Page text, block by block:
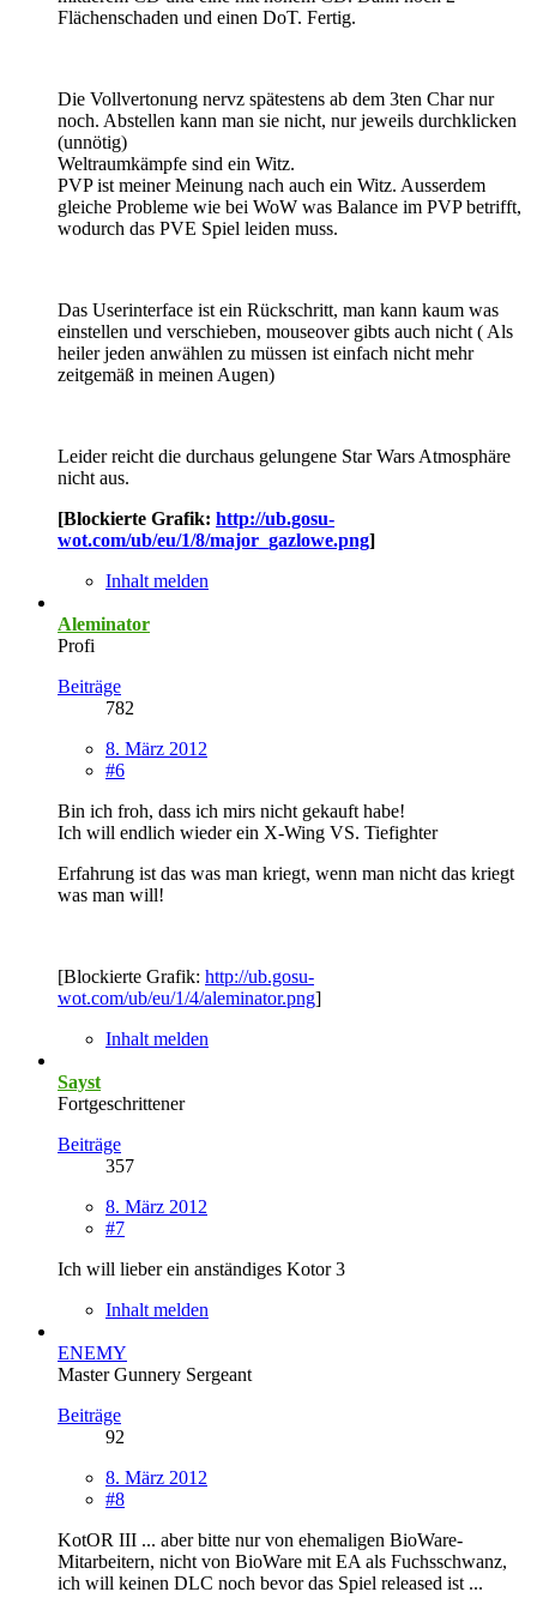
Flächenschaden und einen DoT. Fertig.
Die Vollvertonung nervz spätestens ab dem 3ten Char nur
noch. Abstellen kann man sie nicht, nur jeweils durchklicken
(unnötig)
Weltraumkämpfe sind ein Witz.
PVP ist meiner Meinung nach auch ein Witz. Ausserdem
gleiche Probleme wie bei WoW was Balance im PVP betrifft,
wodurch das PVE Spiel leiden muss.
Das Userinterface ist ein Rückschritt, man kann kaum was
einstellen und verschieben, mouseover gibts auch nicht ( Als
heiler jeden anwählen zu müssen ist einfach nicht mehr
zeitgemäß in meinen Augen)
Leider reicht die durchaus gelungene Star Wars Atmosphäre
nicht aus.
[Blockierte Grafik: http://ub.gosu-
wot.com/ub/eu/1/8/major_gazlowe.png]
Inhalt melden
Aleminator
Profi
Beiträge
782
8. März 2012
#6
Bin ich froh, dass ich mirs nicht gekauft habe!
Ich will endlich wieder ein X-Wing VS. Tiefighter
Erfahrung ist das was man kriegt, wenn man nicht das kriegt
was man will!
[Blockierte Grafik: http://ub.gosu-
wot.com/ub/eu/1/4/aleminator.png]
Inhalt melden
Sayst
Fortgeschrittener
Beiträge
357
8. März 2012
#7
Ich will lieber ein anständiges Kotor 3
Inhalt melden
ENEMY
Master Gunnery Sergeant
Beiträge
92
8. März 2012
#8
KotOR III ... aber bitte nur von ehemaligen BioWare-
Mitarbeitern, nicht von BioWare mit EA als Fuchsschwanz,
ich will keinen DLC noch bevor das Spiel released ist ...